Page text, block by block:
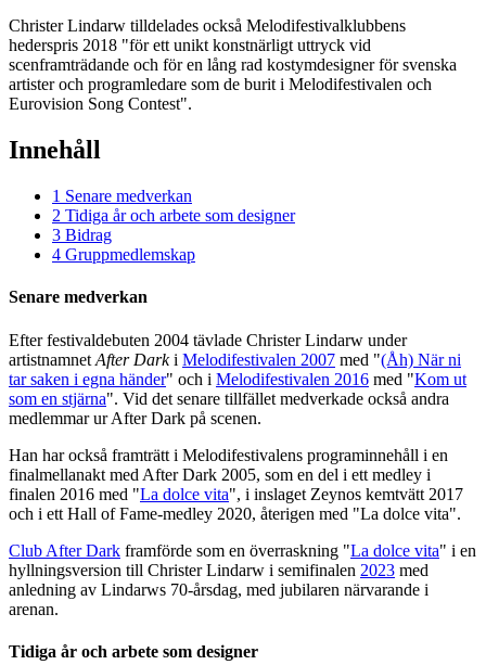
Christer Lindarw tilldelades också Melodifestivalklubbens
hederspris 2018 "för ett unikt konstnärligt uttryck vid
scenframträdande och för en lång rad kostymdesigner för svenska
artister och programledare som de burit i Melodifestivalen och
Eurovision Song Contest".
Innehåll
1 Senare medverkan
2 Tidiga år och arbete som designer
3 Bidrag
4 Gruppmedlemskap
Senare medverkan
Efter festivaldebuten 2004 tävlade Christer Lindarw under
artistnamnet After Darki Melodifestivalen 2007 med "(Åh) När ni
tar saken i egna händer" och i Melodifestivalen 2016 med "Kom ut
som en stjärna". Vid det senare tillfället medverkade också andra
medlemmar ur After Dark på scenen.
Han har också framträtt i Melodifestivalens programinnehåll i en
finalmellanakt med After Dark 2005, som en del i ett medley i
finalen 2016 med "La dolce vita", i inslaget Zeynos kemtvätt 2017
och i ett Hall of Fame-medley 2020, återigen med "La dolce vita".
Club After Dark framförde som en överraskning "La dolce vita" i en
hyllningsversion till Christer Lindarw i semifinalen 2023 med
anledning av Lindarws 70-årsdag, med jubilaren närvarande i
arenan.
Tidiga år och arbete som designer